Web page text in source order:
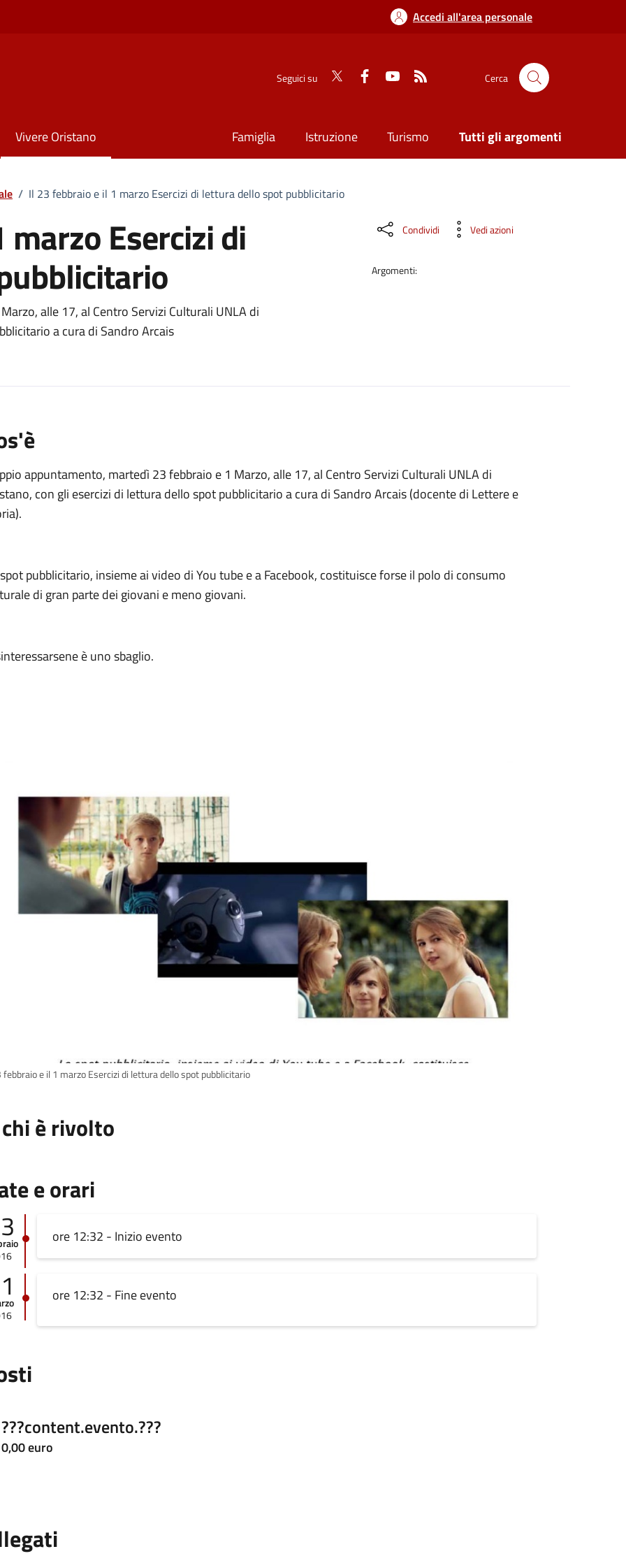
Accedi all'area personale
Seguici su Cerca
Vivere Oristano Famiglia Istruzione Turismo Tutti gli argomenti
/ Il 23 febbraio e il 1 marzo Esercizi di lettura dello spot pubblicitario
Esercizi di
alle 17, al Centro Servizi Culturali UNLA di
a cura di Sandro Arcais
Condividi Vedi azioni
Argomenti:
appuntamento, martedì 23 febbraio e 1 Marzo, alle 17, al Centro Servizi Culturali UNLA di
con gli esercizi di lettura dello spot pubblicitario a cura di Sandro Arcais (docente di Lettere e
pubblicitario, insieme ai video di You tube e a Facebook, costituisce forse il polo di consumo
di gran parte dei giovani e meno giovani.
è uno sbaglio.
febbraio e il 1 marzo Esercizi di lettura dello spot pubblicitario
è rivolto
e orari
ore 12:32 - Inizio evento
ore 12:32 - Fine evento
???content.evento.???
0,00 euro